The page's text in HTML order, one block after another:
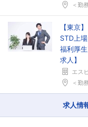
＜勤
【東京
STD上
福利厚
求人】
エス
＜勤
求人情